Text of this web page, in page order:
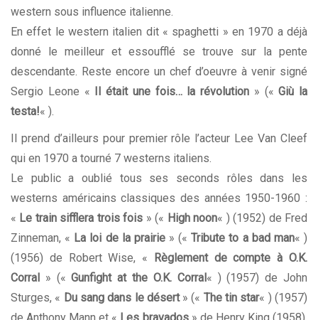
western sous influence italienne.
En effet le western italien dit « spaghetti » en 1970 a déjà
donné le meilleur et essoufflé se trouve sur la pente
descendante. Reste encore un chef d’oeuvre à venir signé
Sergio Leone « Il était une fois… la révolution » («Giù la
testa!« ).
Il prend d’ailleurs pour premier rôle l’acteur Lee Van Cleef
qui en 1970 a tourné 7 westerns italiens.
Le public a oublié tous ses seconds rôles dans les
westerns américains classiques des années 1950-1960 :
« Le train sifflera trois fois » (« High noon« ) (1952) de Fred
Zinneman, « La loi de la prairie» («Tribute to a bad man« )
(1956) de Robert Wise, «
Règlement de compte à O.K.
Corral
» («Gunfight at the O.K. Corral « ) (1957) de John
Sturges, « Du sang dans le désert» (« The tin star« ) (1957)